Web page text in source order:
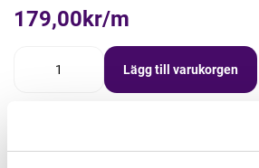
179,00kr/m
Lägg till varukorgen
Lägg först önskad mängd
välj sedan